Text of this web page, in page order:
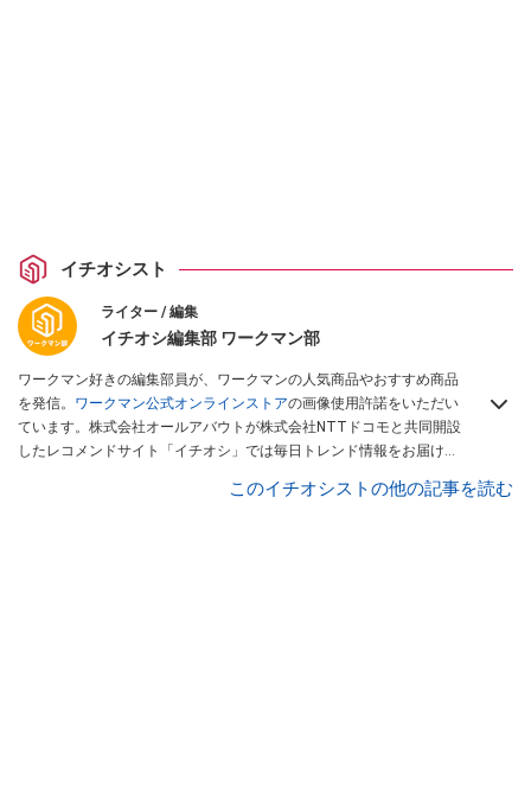
イチオシスト
ライター / 編集
イチオシ編集部 ワークマン部
ワークマン好きの編集部員が、ワークマンの人気商品やおすすめ商品
を発信。 ワークマン公式オンラインストアの画像使用許諾をいただい
ています。株式会社オールアバウトが株式会社NTTドコモと共同開設
したレコメンドサイト「イチオシ」では毎日トレンド情報をお届け。
このイチオシストの他の記事を読む